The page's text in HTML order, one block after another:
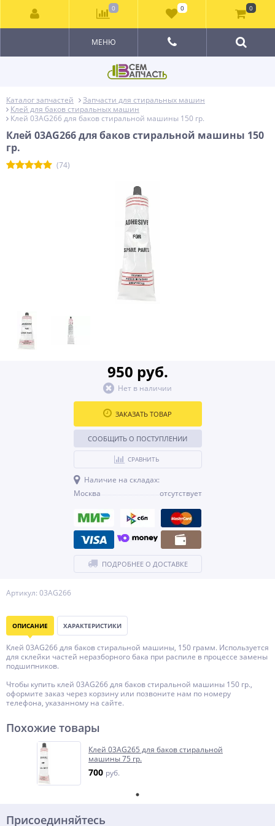
МЕНЮ
Каталог запчастей
Запчасти для стиральных машин
Клей для баков стиральных машин
Клей 03AG266 для баков стиральной машины 150 гр.
Клей 03AG266 для баков стиральной машины 150
гр.
(74)
Артикул: 03AG266
950 руб.
Нет в наличии
ЗАКАЗАТЬ ТОВАР
СООБЩИТЬ О ПОСТУПЛЕНИИ
СРАВНИТЬ
Наличие на складах:
Москва
отсутствует
ПОДРОБНЕЕ О ДОСТАВКЕ
ОПИСАНИЕ ХАРАКТЕРИСТИКИ
Клей 03AG266 для баков стиральной машины, 150 грамм. Используется
для склейки частей неразборного бака при распиле в процессе замены
подшипников.
Чтобы купить клей 03AG266 для баков стиральной машины 150 гр.,
оформите заказ через корзину или позвоните нам по номеру
телефона, указанному на сайте.
Похожие товары
Клей 03AG265 для баков стиральной
машины 75 гр.
700 руб.
Присоединяйтесь
0 0 0